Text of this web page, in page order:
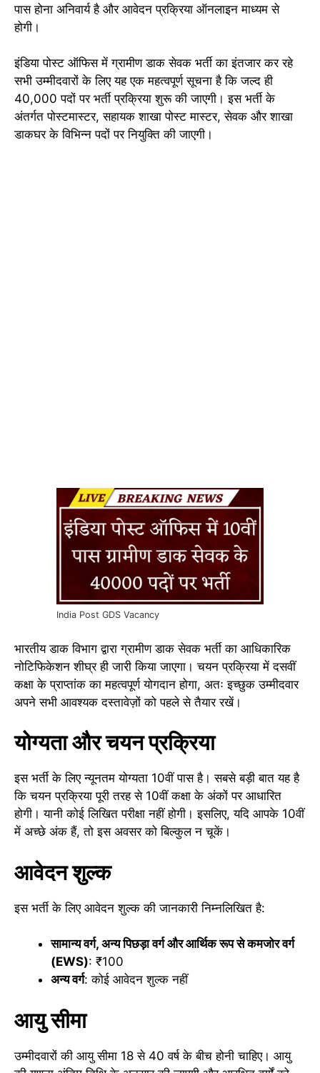
पास होना अनिवार्य है और आवेदन प्रक्रिया ऑनलाइन माध्यम से
होगी।
इंडिया पोस्ट ऑफिस में ग्रामीण डाक सेवक भर्ती का इंतजार कर रहे
सभी उम्मीदवारों के लिए यह एक महत्वपूर्ण सूचना है कि जल्द ही
40,000 पदों पर भर्ती प्रक्रिया शुरू की जाएगी। इस भर्ती के
अंतर्गत पोस्टमास्टर, सहायक शाखा पोस्ट मास्टर, सेवक और शाखा
डाकघर के विभिन्न पदों पर नियुक्ति की जाएगी।
India Post GDS Vacancy
भारतीय डाक विभाग द्वारा ग्रामीण डाक सेवक भर्ती का आधिकारिक
नोटिफिकेशन शीघ्र ही जारी किया जाएगा। चयन प्रक्रिया में दसवीं
कक्षा के प्राप्तांक का महत्वपूर्ण योगदान होगा, अतः इच्छुक उम्मीदवार
अपने सभी आवश्यक दस्तावेज़ों को पहले से तैयार रखें।
योग्यता और चयन प्रक्रिया
इस भर्ती के लिए न्यूनतम योग्यता 10वीं पास है। सबसे बड़ी बात यह है
कि चयन प्रक्रिया पूरी तरह से 10वीं कक्षा के अंकों पर आधारित
होगी। यानी कोई लिखित परीक्षा नहीं होगी। इसलिए, यदि आपके 10वीं
में अच्छे अंक हैं, तो इस अवसर को बिल्कुल न चूकें।
आवेदन शुल्क
इस भर्ती के लिए आवेदन शुल्क की जानकारी निम्नलिखित है:
सामान्य वर्ग, अन्य पिछड़ा वर्ग और आर्थिक रूप से कमजोर वर्ग
(EWS): ₹100
अन्य वर्ग: कोई आवेदन शुल्क नहीं
आयु सीमा
उम्मीदवारों की आयु सीमा 18 से 40 वर्ष के बीच होनी चाहिए। आयु